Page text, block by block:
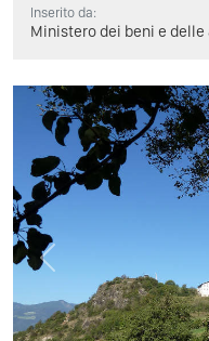
Inserito da:
Ministero dei beni e
Previous